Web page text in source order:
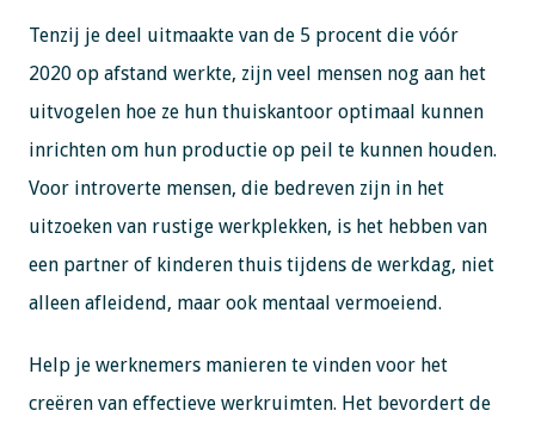
Tenzij je deel uitmaakte van de 5 procent die vóór
2020 op afstand werkte, zijn veel mensen nog aan het
uitvogelen hoe ze hun thuiskantoor optimaal kunnen
inrichten om hun productie op peil te kunnen houden.
Voor introverte mensen, die bedreven zijn in het
uitzoeken van rustige werkplekken, is het hebben van
een partner of kinderen thuis tijdens de werkdag, niet
alleen afleidend, maar ook mentaal vermoeiend.
Help je werknemers manieren te vinden voor het
creëren van effectieve werkruimten. Het bevordert de